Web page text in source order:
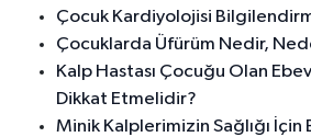
Çocuk Kardiyolojisi
Çocuklarda Üfürüm Nedir,
Kalp Hastası Çocuğu Olan
Dikkat Etmelidir?
Minik Kalplerimizin Sağlığı İçin